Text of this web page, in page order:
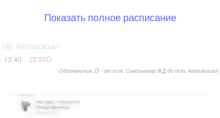
Показать полное расписание
18) Автовокзал
13:40 22:50D
Обозначения: D - от ост. Сыктывкар ЖД до ост. Автовокзал